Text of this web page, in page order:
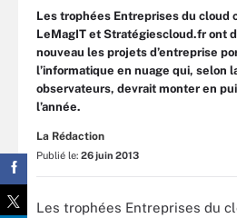
Les trophées Entreprises du cloud
LeMagIT et Stratégiescloud.fr ont
nouveau les projets d’entreprise
l’informatique en nuage qui, selon
observateurs, devrait monter en
l’année.
La Rédaction
Publié le: 26 juin 2013
Les trophées Entreprises du